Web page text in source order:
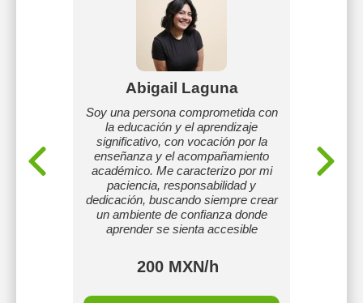
que
Abigail Laguna
Soy una persona comprometida con
la educación y el aprendizaje
significativo, con vocación por la
enseñanza y el acompañamiento
académico. Me caracterizo por mi
paciencia, responsabilidad y
dedicación, buscando siempre crear
un ambiente de confianza donde
aprender se sienta accesible
200 MXN/h
Física